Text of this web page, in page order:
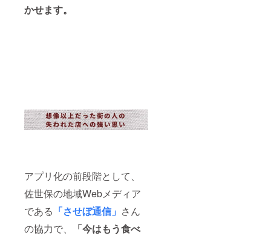
かせます。
アプリ化の前段階として、
佐世保の地域Webメディア
である 「させぼ通信」 さん
の協力で、
「今はもう食べ